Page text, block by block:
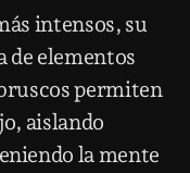
intensos, su
de elementos
permiten
aislando
la mente